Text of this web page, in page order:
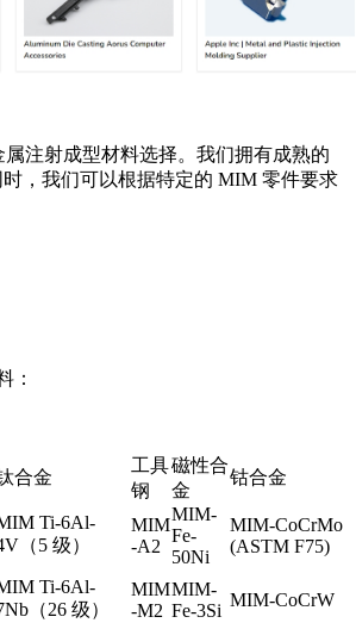
属注射成型材料选择。我们拥有成熟的
，我们可以根据特定的 MIM 零件要求
：
合金
工具
钢
磁性合
金
钴合金
Ti-6Al-
（5 级）
MIM
-A2
MIM-
Fe-
50Ni
MIM-CoCrMo
(ASTM F75)
Ti-6Al-
（26 级）
MIM
-M2
MIM-
Fe-3Si
MIM-CoCrW